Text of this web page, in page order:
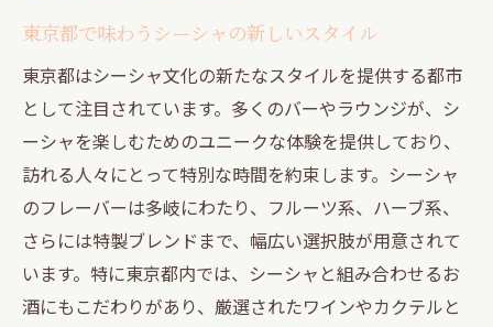
東京都で味わうシーシャの新しいスタイル
東京都はシーシャ文化の新たなスタイルを提供する都市
として注目されています。多くのバーやラウンジが、シ
ーシャを楽しむためのユニークな体験を提供しており、
訪れる人々にとって特別な時間を約束します。シーシャ
のフレーバーは多岐にわたり、フルーツ系、ハーブ系、
さらには特製ブレンドまで、幅広い選択肢が用意されて
います。特に東京都内では、シーシャと組み合わせるお
酒にもこだわりがあり、厳選されたワインやカクテルと